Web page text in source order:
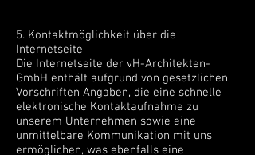
5. Kontaktmöglichkeit über die
Internetseite
Die Internetseite der vH-Architekten-
GmbH enthält aufgrund von gesetzlichen
Vorschriften Angaben, die eine schnelle
elektronische Kontaktaufnahme zu
unserem Unternehmen sowie eine
unmittelbare Kommunikation mit uns
ermöglichen, was ebenfalls eine